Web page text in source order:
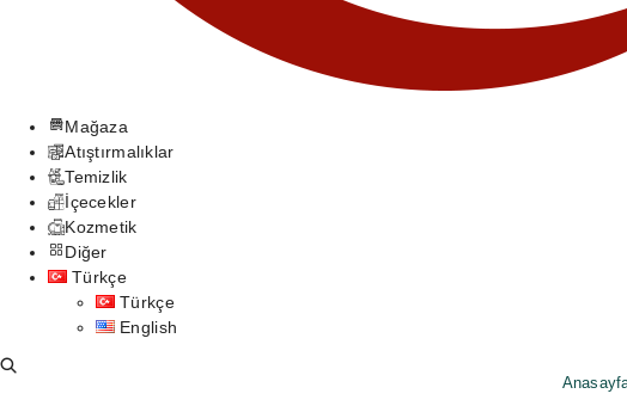
Mağaza
Atıştırmalıklar
Temizlik
İçecekler
Kozmetik
Diğer
Türkçe
Türkçe
English